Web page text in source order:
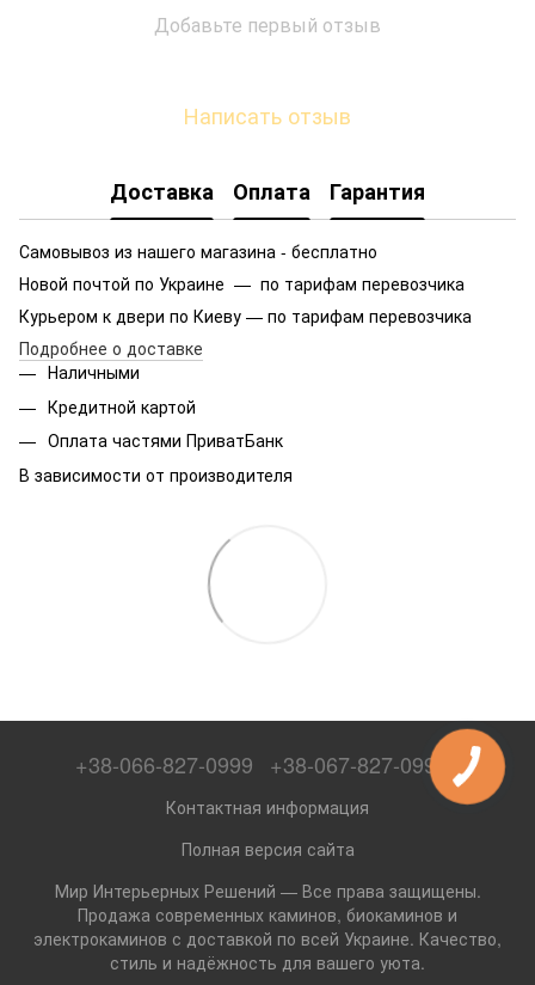
Добавьте первый отзыв
Написать отзыв
Доставка Оплата Гарантия
Самовывоз из нашего магазина - бесплатно
Новой почтой по Украине — по тарифам перевозчика
Курьером к двери по Киеву — по тарифам перевозчика
Подробнее о доставке
Наличными
Кредитной картой
Оплата частями ПриватБанк
В зависимости от производителя
+38-066-827-0999 +38-067-827-0999
Контактная информация
Полная версия сайта
Мир Интерьерных Решений — Все права защищены.
Продажа современных каминов, биокаминов и
электрокаминов с доставкой по всей Украине. Качество,
стиль и надёжность для вашего уюта.